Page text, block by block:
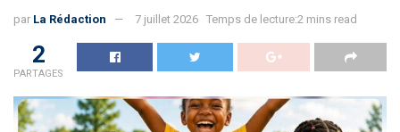
par La Rédaction 7 juillet 2026 Temps de lecture:2 mins read
2
PARTAGES